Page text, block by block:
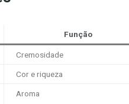
Cor e riqueza
Aroma
Perfume quente